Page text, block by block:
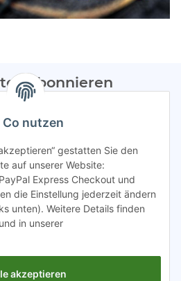
Abonnieren
eurer
Aktionen per E-Mail zu.
Abonnieren
aktiv
nutzen
gestatten Sie den
auf unserer Website:
Express Checkout und
die Einstellung jederzeit ändern
unten). Weitere Details finden
und in unserer
akzeptieren